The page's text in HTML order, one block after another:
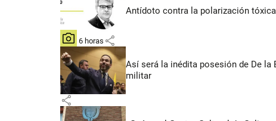
Antídoto contra la polarización tóxica
hace 6 horas share
Así será la inédita posesión de De
militar
share